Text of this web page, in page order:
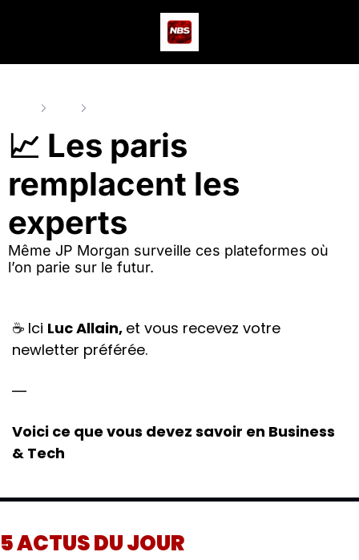
📈 Les paris
remplacent les
experts
Même JP Morgan surveille ces plateformes où
l’on parie sur le futur.
☕ Ici Luc Allain, et vous recevez votre
newletter préférée.
—
Voici ce que vous devez savoir en Business
& Tech
5 ACTUS DU JOUR